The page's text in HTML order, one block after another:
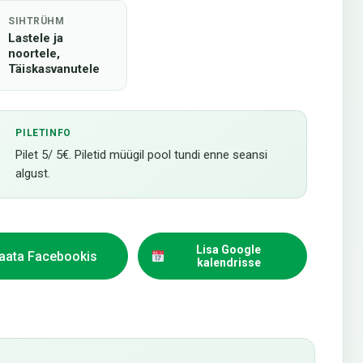
SIHTRÜHM
Lastele ja
noortele,
Täiskasvanutele
PILETINFO
Pilet 5/ 5€. Piletid müügil pool tundi enne seansi
algust.
Facebookis
Lisa Google
kalendrisse